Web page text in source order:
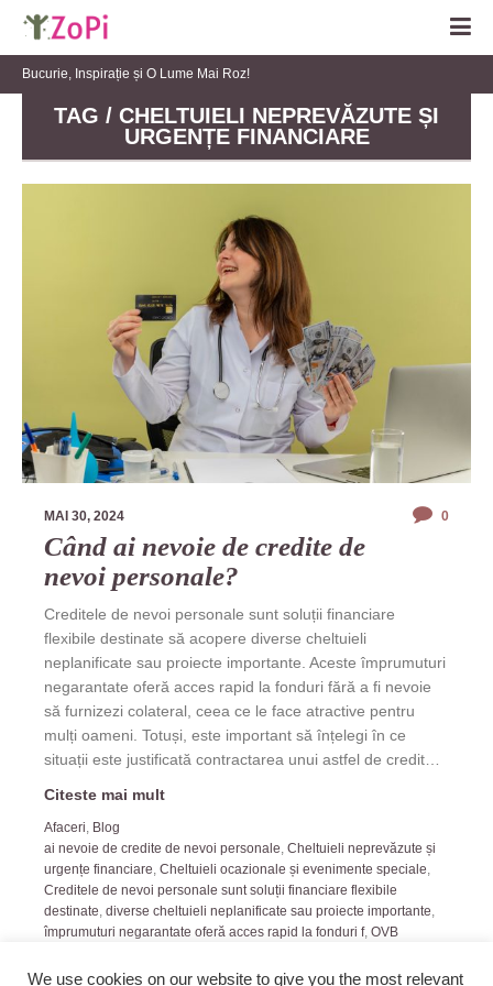
Bucurie, Inspirație și O Lume Mai Roz!
TAG / CHELTUIELI NEPREVĂZUTE ȘI
URGENȚE FINANCIARE
MAI 30, 2024 0
Când ai nevoie de credite de
nevoi personale?
Creditele de nevoi personale sunt soluții financiare
flexibile destinate să acopere diverse cheltuieli
neplanificate sau proiecte importante. Aceste împrumuturi
negarantate oferă acces rapid la fonduri fără a fi nevoie
să furnizezi colateral, ceea ce le face atractive pentru
mulți oameni. Totuși, este important să înțelegi în ce
situații este justificată contractarea unui astfel de credit…
Citeste mai mult
Afaceri, Blog
ai nevoie de credite de nevoi personale, Cheltuieli neprevăzute și
urgențe financiare, Cheltuieli ocazionale și evenimente speciale,
Creditele de nevoi personale sunt soluții financiare flexibile
destinate, diverse cheltuieli neplanificate sau proiecte importante,
împrumuturi negarantate oferă acces rapid la fonduri f, OVB
We use cookies on our website to give you the most relevant